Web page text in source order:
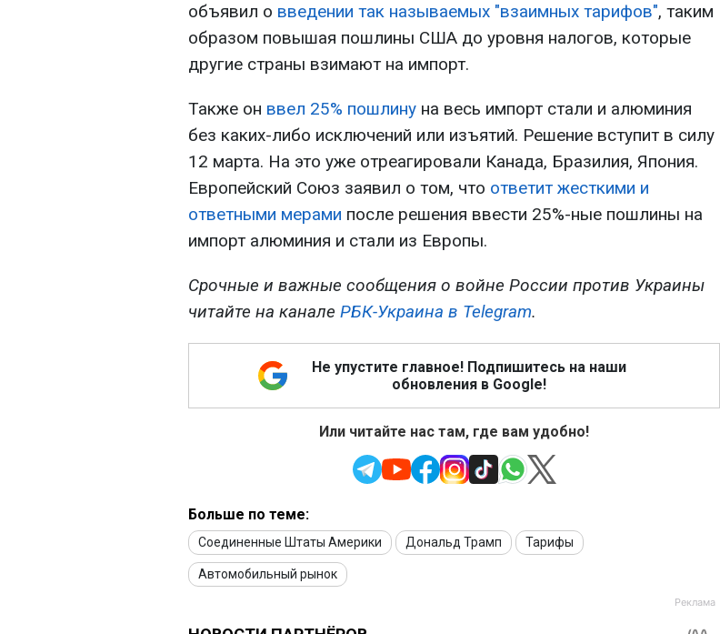
объявил о введении так называемых "взаимных тарифов", таким
образом повышая пошлины США до уровня налогов, которые
другие страны взимают на импорт.
Также он ввел 25% пошлину на весь импорт стали и алюминия
без каких-либо исключений или изъятий. Решение вступит в силу
12 марта. На это уже отреагировали Канада, Бразилия, Япония.
Европейский Союз заявил о том, что ответит жесткими и
ответными мерами после решения ввести 25%-ные пошлины на
импорт алюминия и стали из Европы.
Срочные и важные сообщения о войне России против Украины
читайте на канале РБК-Украина в Telegram.
Не упустите главное! Подпишитесь на наши
обновления в Google!
Или читайте нас там, где вам удобно!
Больше по теме:
Соединенные Штаты Америки Дональд Трамп Тарифы
Автомобильный рынок